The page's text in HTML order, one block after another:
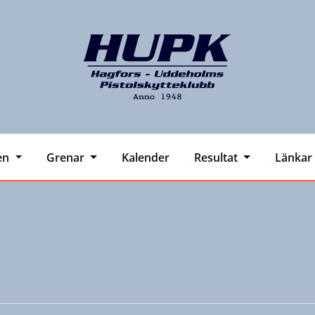
Grenar Kalender Resultat Länkar